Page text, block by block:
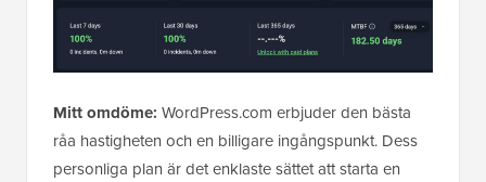
Mitt omdöme: WordPress.com erbjuder den bästa
råa hastigheten och en billigare ingångspunkt. Dess
personliga plan är det enklaste sättet att starta en